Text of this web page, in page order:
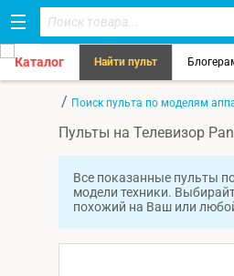
Каталог Найти пульт
/ Поиск пульта по моделям
Пульты на Телевизор
Все показанные пульты
модели техники.
похожий на Ваш или